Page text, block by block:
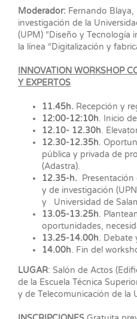
Moderador: Fernando
investigación de la
(UPM) “Diseño y Tecnología
la línea “Digitalización y
INNOVATION WORKSHOP
Y EXPERTOS
11.45h. Recepción y
12:00-12:10h. Inicio
12.10- 12.30h.
12.30-12.35h.
pública y privada de
(Adastra).
12.35-h. Presentación
y de investigación
y Universidad de
13.05-13.25h.
oportunidades,
13.25-14.00h. Debate
14.00h. Fin del
LUGAR: Salón de Actos
de la Escuela Técnica
y de Telecomunicación de la